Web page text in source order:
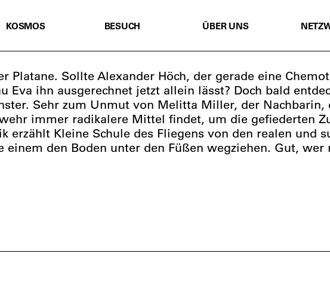
KOSMOS BESUCH ÜBER UNS
Platane. Sollte Alexander Höch, der gerade eine
ihn ausgerechnet jetzt allein lässt? Doch bald
Sehr zum Unmut von Melitta Miller, der Nachbarin,
immer radikalere Mittel findet, um die gefiederten
Kleine Schule des Fliegens von den realen und
den Boden unter den Füßen wegziehen. Gut,